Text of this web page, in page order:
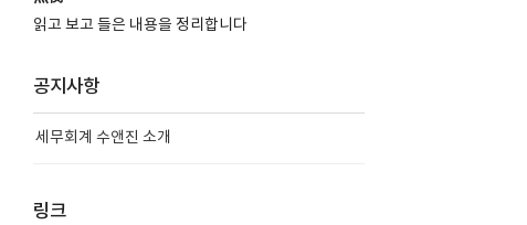
읽고 보고 들은 내용을 정리합니다
공지사항
세무회계 수앤진 소개
링크